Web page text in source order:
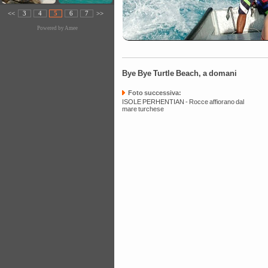
<< 3 4 5 6 7 >>
Powered by Amee
Bye Bye Turtle Beach, a domani
Foto successiva:
ISOLE PERHENTIAN - Rocce affiorano dal
mare turchese